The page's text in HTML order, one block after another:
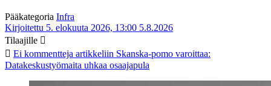
Pääkategoria Infra
Kirjoitettu 5. elokuuta 2026, 13:00 5.8.2026
Tilaajille
Ei kommentteja artikkeliin Skanska-pomo varoittaa:
Datakeskustyömaita uhkaa osaajapula